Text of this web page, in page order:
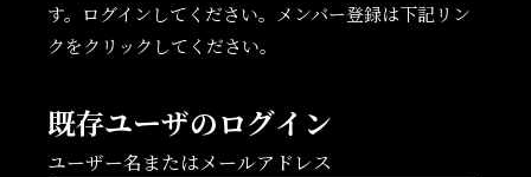
す。ログインしてください。メンバー登録は下記リン
クをクリックしてください。
既存ユーザのログイン
ユーザー名またはメールアドレス